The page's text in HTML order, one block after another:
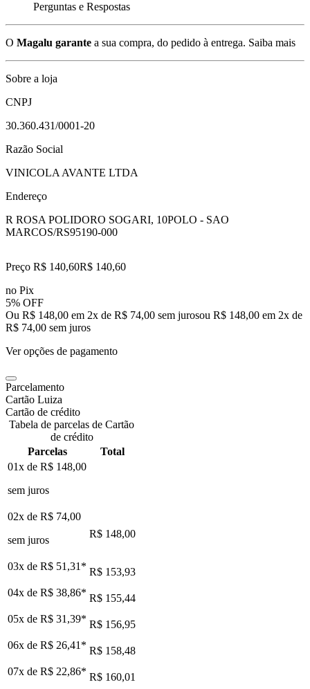
Perguntas e Respostas
O Magalu garante a sua compra, do pedido à entrega. Saiba mais
Sobre a loja
CNPJ
30.360.431/0001-20
Razão Social
VINICOLA AVANTE LTDA
Endereço
R ROSA POLIDORO SOGARI, 10POLO - SAO
MARCOS/RS95190-000
Preço R$ 140,60R$ 140,60
no Pix
5% OFF
Ou R$ 148,00 em 2x de R$ 74,00 sem jurosou R$ 148,00 em 2x de
R$ 74,00 sem juros
Ver opções de pagamento
Parcelamento
Cartão Luiza
Cartão de crédito
Tabela de parcelas de Cartão
de crédito
Parcelas
Total
01x de R$ 148,00
sem juros
02x de R$ 74,00
sem juros
R$ 148,00
03x de R$ 51,31 * R$ 153,93
04x de R$ 38,86* R$ 155,44
05x de R$ 31,39* R$ 156,95
06x de R$ 26,41 * R$ 158,48
07x de R$ 22,86* R$ 160,01